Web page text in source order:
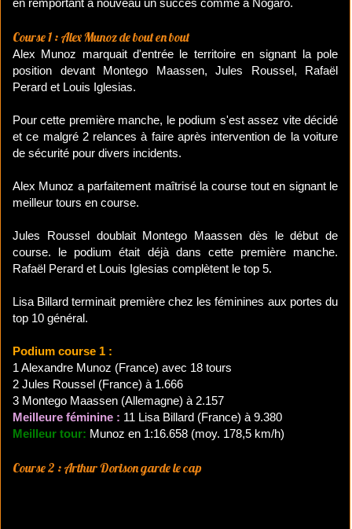
en remportant à nouveau un succès comme à Nogaro.
Course 1 : Alex Munoz de bout en bout
Alex Munoz marquait d'entrée le territoire en signant la pole
position devant Montego Maassen, Jules Roussel, Rafaël
Perard et Louis Iglesias.
Pour cette première manche, le podium s'est assez vite décidé
et ce malgré 2 relances à faire après intervention de la voiture
de sécurité pour divers incidents.
Alex Munoz a parfaitement maîtrisé la course tout en signant le
meilleur tours en course.
Jules Roussel doublait Montego Maassen dès le début de
course. le podium était déjà dans cette première manche.
Rafaël Perard et Louis Iglesias complètent le top 5.
Lisa Billard terminait première chez les féminines aux portes du
top 10 général.
Podium course 1 :
1 Alexandre Munoz (France) avec 18 tours
2 Jules Roussel (France) à 1.666
3 Montego Maassen (Allemagne) à 2.157
Meilleure féminine : 11 Lisa Billard (France) à 9.380
Meilleur tour: Munoz en 1:16.658 (moy. 178,5 km/h)
Course 2 : Arthur Dorison garde le cap